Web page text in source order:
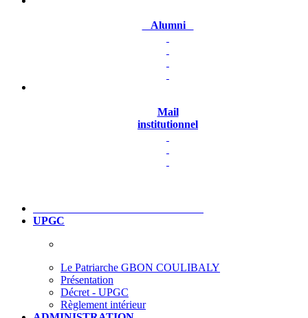
Alumni
Mail
institutionnel
UPGC
Le Patriarche GBON COULIBALY
Présentation
Décret - UPGC
Règlement intérieur